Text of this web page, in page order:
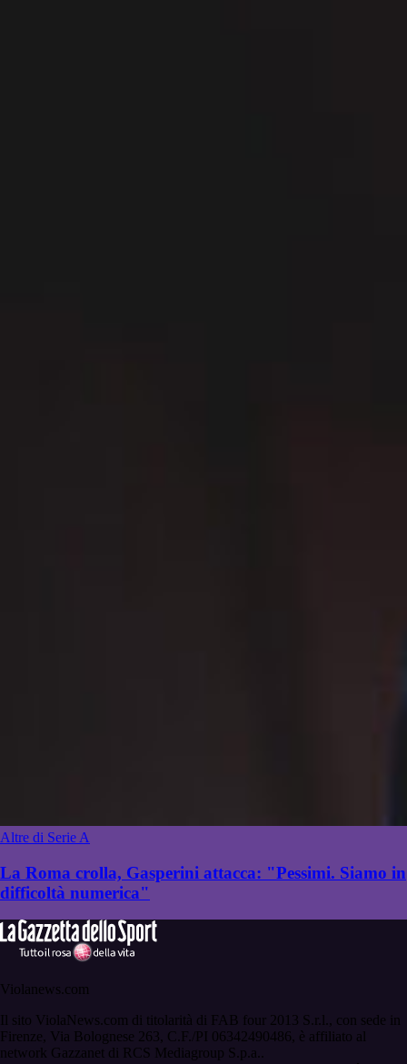
Altre di Serie A
La Roma crolla, Gasperini attacca: "Pessimi. Siamo in
difficoltà numerica"
Violanews.com
Il sito ViolaNews.com di titolarità di FAB four 2013 S.r.l., con sede in
Firenze, Via Bolognese 263, C.F./PI 06342490486, è affiliato al
network Gazzanet di RCS Mediagroup S.p.a..